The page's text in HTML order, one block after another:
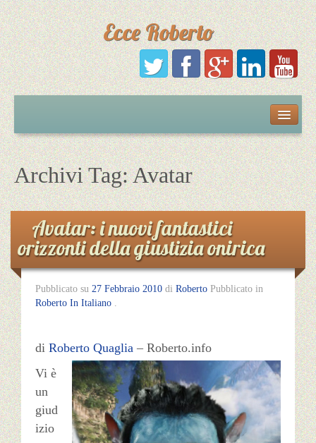
Ecce Roberto
Português
Polski
Español
Italiano
Français
Română
Deutsch
Archivi Tag:Avatar
Avatar: i nuovi fantastici
orizzonti della giustizia onirica
Pubblicato su 27 Febbraio 2010 di Roberto Pubblicato in
Roberto In Italiano .
di Roberto Quaglia – Roberto.info
Vi è
un
giud
izio